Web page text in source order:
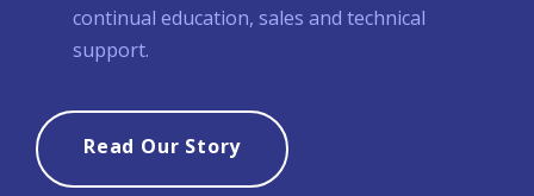
continual education, sales and technical
support.
Read Our Story